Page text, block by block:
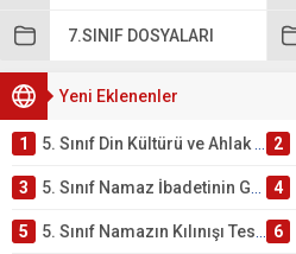
7.SINIF DOSYALARI
Yeni Eklenenler
1 5. Sınıf Din Kültürü ve Ahlak Bilgisi 2. Ünite: Namaz İbadeti Çalışmaları 2
3 5. Sınıf Namaz İbadetinin Getirdiği Faydalar Testi 4
5 5. Sınıf Namazın Kılınışı Testi – Online Çöz 6